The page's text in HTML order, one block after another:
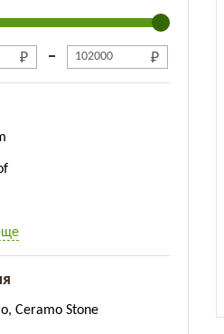
Ceramo Stone